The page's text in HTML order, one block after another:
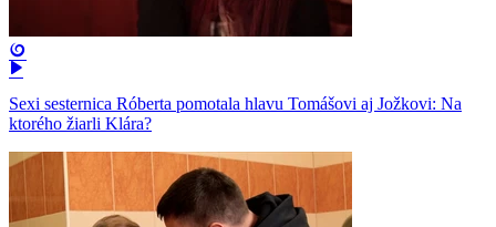
Sexi sesternica Róberta pomotala hlavu Tomášovi aj Jožkovi: Na
ktorého žiarli Klára?